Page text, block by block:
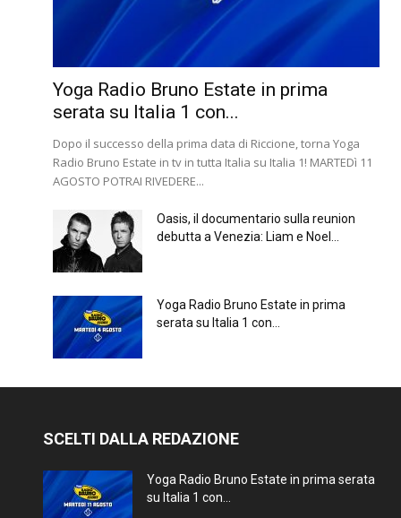
Yoga Radio Bruno Estate in prima
serata su Italia 1 con...
Dopo il successo della prima data di Riccione, torna Yoga
Radio Bruno Estate in tv in tutta Italia su Italia 1! MARTEDì 11
AGOSTO POTRAI RIVEDERE...
Oasis, il documentario sulla reunion
debutta a Venezia: Liam e Noel...
Yoga Radio Bruno Estate in prima
serata su Italia 1 con...
SCELTI DALLA REDAZIONE
Yoga Radio Bruno Estate in prima serata
su Italia 1 con...